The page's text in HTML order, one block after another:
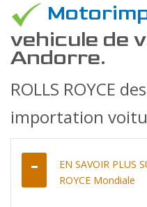
vehicule de
Andorre.
ROLLS ROYCE
importation
EN SAVOIR PLUS
ROYCE Mondiale